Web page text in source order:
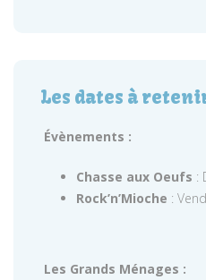
Les dates à
Évènements :
Chasse aux Oeufs :
Rock’n’Mioche :
Les Grands Ménages :